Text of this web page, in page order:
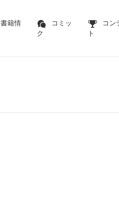
書籍情
コミッ
ク
コン
ト